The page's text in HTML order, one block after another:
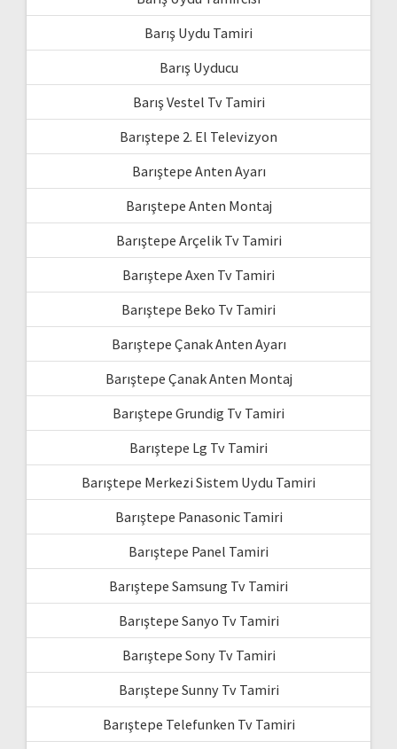
Barış Uydu Tamiri
Barış Uyducu
Barış Vestel Tv Tamiri
Barıştepe 2. El Televizyon
Barıştepe Anten Ayarı
Barıştepe Anten Montaj
Barıştepe Arçelik Tv Tamiri
Barıştepe Axen Tv Tamiri
Barıştepe Beko Tv Tamiri
Barıştepe Çanak Anten Ayarı
Barıştepe Çanak Anten Montaj
Barıştepe Grundig Tv Tamiri
Barıştepe Lg Tv Tamiri
Barıştepe Merkezi Sistem Uydu Tamiri
Barıştepe Panasonic Tamiri
Barıştepe Panel Tamiri
Barıştepe Samsung Tv Tamiri
Barıştepe Sanyo Tv Tamiri
Barıştepe Sony Tv Tamiri
Barıştepe Sunny Tv Tamiri
Barıştepe Telefunken Tv Tamiri